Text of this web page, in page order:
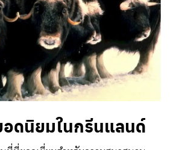
อดนิยมในกรีนแลนด์